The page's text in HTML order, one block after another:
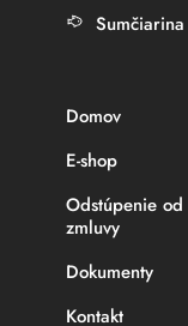
Sumčiarina
Domov
E-shop
Odstúpenie od
zmluvy
Dokumenty
Kontakt